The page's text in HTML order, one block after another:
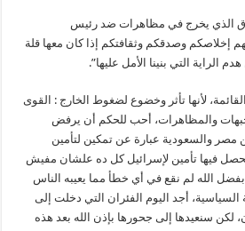
الذي يخرج في مظاهرات ضد رئيس
إخلاصكم وصدقكم وثقافتكم إذا كان معها قلة
الراية التي بنينا الأمل عليها”.
لأنها تأثر وخضوع لضغوط الخارج : القوى
والمظاهرات، أحب للحكم أن يرفض
مصر والسعودية عبارة عن تمكين لتأمين
يحصل فيها تأمين لإسرائيل كل ده علشان مفيش
الله لم نقع في أي خطأ مما يعيبه الناس
السياسية، أجد اليوم الفئران التي دخلت إلى
لكن سنعيدها إلى جحورها بإذن الله بعد هذه